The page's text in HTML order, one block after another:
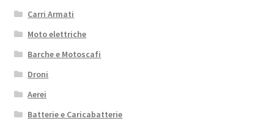
Carri Armati
Moto elettriche
Barche e Motoscafi
Droni
Aerei
Batterie e Caricabatterie